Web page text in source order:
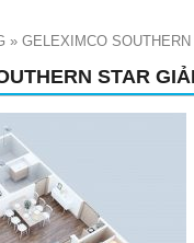
» GELEXIMCO
STAR